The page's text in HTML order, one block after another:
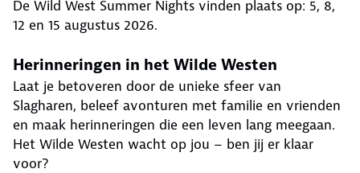
De Wild West Summer Nights vinden plaats op: 5, 8,
12 en 15 augustus 2026.
Herinneringen in het Wilde Westen
Laat je betoveren door de unieke sfeer van
Slagharen, beleef avonturen met familie en vrienden
en maak herinneringen die een leven lang meegaan.
Het Wilde Westen wacht op jou – ben jij er klaar
voor?